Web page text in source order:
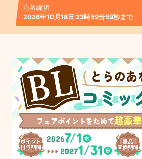
応募締切
2026年10月18日 23時59分59秒まで